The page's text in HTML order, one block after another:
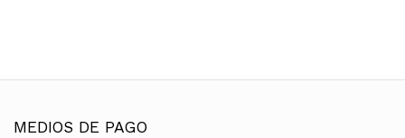
MEDIOS DE PAGO